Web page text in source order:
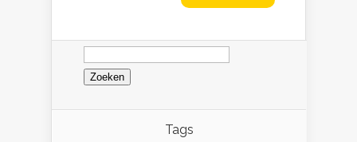
Zoeken
naar:
Tags